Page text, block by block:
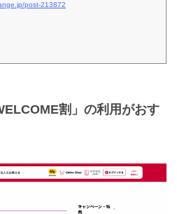
post-213872
割」の利用がおす